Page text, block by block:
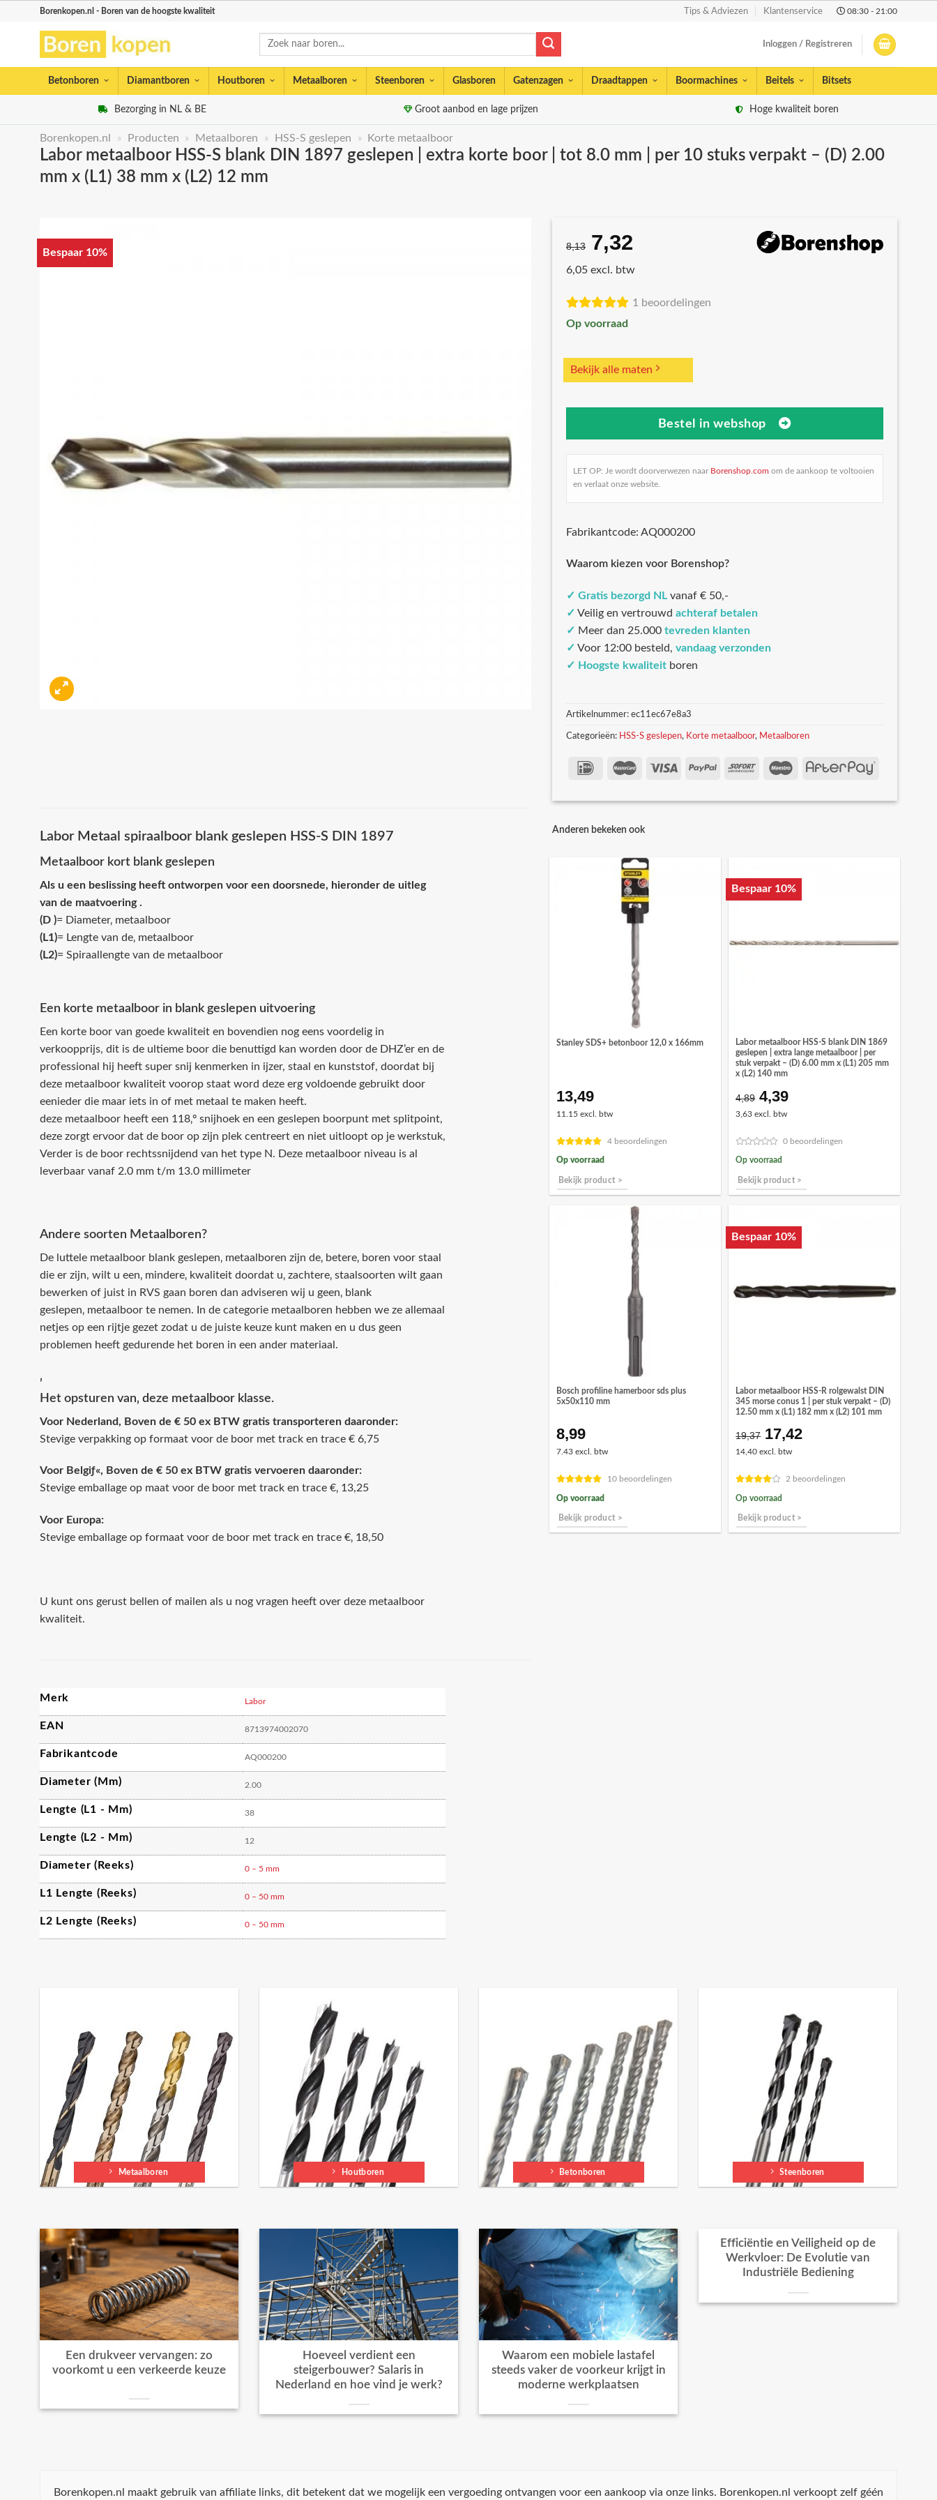
Borenkopen.nl - Boren van de hoogste kwaliteit Tips & Adviezen Klantenservice 08:30 - 21:00
Zoeken
Inloggen / Registreren
Betonboren Diamantboren Houtboren Metaalboren Steenboren Glasboren Gatenzagen Draadtappen Boormachines Beitels Bitsets
Bezorging in NL & BE Groot aanbod en lage prijzen Hoge kwaliteit boren
Borenkopen.nl » Producten » Metaalboren » HSS-S geslepen » Korte metaalboor
Labor metaalboor HSS-S blank DIN 1897 geslepen | extra korte boor | tot 8.0 mm | per 10 stuks verpakt – (D) 2.00
mm x (L1) 38 mm x (L2) 12 mm
Bespaar 10%
8,13 Oorspronkelijke
prijs
€8,13.
7,32
prijs
€7,32.
6,05 excl. btw
1 beoordelingen
Op voorraad
Bekijk alle maten
Bestel in webshop
LET OP: Je wordt doorverwezen naar Borenshop.com om de aankoop te voltooien
en verlaat onze website.
Fabrikantcode: AQ000200
Waarom kiezen voor Borenshop?
✓ Gratis bezorgd NL vanaf € 50,-
✓ Veilig en vertrouwd achteraf betalen
✓ Meer dan 25.000 tevreden klanten
✓ Voor 12:00 besteld, vandaag verzonden
✓ Hoogste kwaliteit boren
Artikelnummer: ec11ec67e8a3
Categorieën: HSS-S geslepen, Korte metaalboor, Metaalboren
Labor Metaal spiraalboor blank geslepen HSS-S DIN 1897
Metaalboor kort blank geslepen
Als u een beslissing heeft ontworpen voor een doorsnede, hieronder de uitleg
van de maatvoering .
(D )= Diameter‚ metaalboor
(L1)= Lengte van de‚ metaalboor
(L2)= Spiraallengte van de metaalboor
Een korte metaalboor in blank geslepen uitvoering
Een korte boor van goede kwaliteit en bovendien nog eens voordelig in
verkoopprijs, dit is de ultieme boor die benuttigd kan worden door de DHZ’er en de
professional hij heeft super snij kenmerken in ijzer, staal en kunststof, doordat bij
deze metaalboor kwaliteit voorop staat word deze erg voldoende gebruikt door
eenieder die maar iets in of met metaal te maken heeft.
deze metaalboor heeft een 118‚º snijhoek en een geslepen boorpunt met splitpoint,
deze zorgt ervoor dat de boor op zijn plek centreert en niet uitloopt op je werkstuk,
Verder is de boor rechtssnijdend van het type N. Deze metaalboor niveau is al
leverbaar vanaf 2.0 mm t/m 13.0 millimeter
Andere soorten Metaalboren?
De luttele metaalboor blank geslepen‚ metaalboren zijn de‚ betere‚ boren voor staal
die er zijn, wilt u een‚ mindere‚ kwaliteit doordat u‚ zachtere‚ staalsoorten wilt gaan
bewerken of juist in RVS gaan boren dan adviseren wij u geen‚ blank
geslepen‚ metaalboor te nemen. In de categorie metaalboren hebben we ze allemaal
netjes op een rijtje gezet zodat u de juiste keuze kunt maken en u dus geen
problemen heeft gedurende het boren in een ander materiaal.
‚
Het opsturen van‚ deze metaalboor klasse.
Voor Nederland, Boven de € 50 ex BTW gratis transporteren daaronder:
Stevige verpakking op formaat voor de boor met track en trace € 6,75
Voor Belgiƒ«, Boven de € 50 ex BTW gratis vervoeren daaronder:
Stevige emballage op maat voor de boor met track en trace €‚ 13,25
Voor Europa:
Stevige emballage op formaat voor de boor met track en trace €‚ 18,50
U kunt ons gerust bellen of mailen als u nog vragen heeft over deze metaalboor
kwaliteit.
Merk Labor
EAN 8713974002070
Fabrikantcode AQ000200
Diameter (mm) 2.00
Lengte (L1 - Mm) 38
Lengte (L2 - Mm) 12
Diameter (reeks) 0 – 5 mm
L1 Lengte (reeks) 0 – 50 mm
L2 Lengte (reeks) 0 – 50 mm
Anderen bekeken ook
Stanley SDS+ betonboor 12,0 x 166mm
13,49
11.15 excl. btw
4 beoordelingen
Op voorraad
Bekijk product >
Bespaar 10%
Labor metaalboor HSS-S blank DIN 1869
geslepen | extra lange metaalboor | per
stuk verpakt – (D) 6.00 mm x (L1) 205 mm
x (L2) 140 mm
4,89 Oorspronkelijke
prijs
€4,89.
4,39Huidige
€4,39.
3,63 excl. btw
0 beoordelingen
Op voorraad
Bekijk product >
Bosch profiline hamerboor sds plus
5x50x110 mm
8,99
7.43 excl. btw
10 beoordelingen
Op voorraad
Bekijk product >
Bespaar 10%
Labor metaalboor HSS-R rolgewalst DIN
345 morse conus 1 | per stuk verpakt – (D)
12.50 mm x (L1) 182 mm x (L2) 101 mm
19,37 Oorspronkelijke
prijs
€19,37.
17,42
€17,42.
14,40 excl. btw
2 beoordelingen
Op voorraad
Bekijk product >
Metaalboren Houtboren Betonboren Steenboren
Een drukveer vervangen: zo
voorkomt u een verkeerde keuze
Hoeveel verdient een
steigerbouwer? Salaris in
Nederland en hoe vind je werk?
Waarom een mobiele lastafel
steeds vaker de voorkeur krijgt in
moderne werkplaatsen
Efficiëntie en Veiligheid op de
Werkvloer: De Evolutie van
Industriële Bediening
Borenkopen.nl maakt gebruik van affiliate links, dit betekent dat we mogelijk een vergoeding ontvangen voor een aankoop via onze links. Borenkopen.nl verkoopt zelf géén